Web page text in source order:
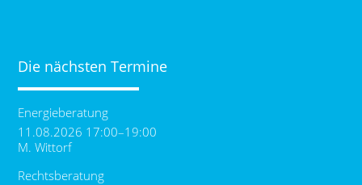
Die nächsten Termine
Energieberatung
11.08.2026 17:00–19:00
M. Wittorf
Rechtsberatung